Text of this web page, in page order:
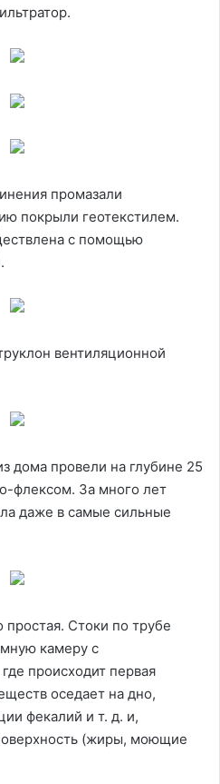
промазали
покрыли геотекстилем.
с помощью
вентиляционной
дома провели на глубине 25
флексом. За много лет
даже в самые сильные
Стоки по трубе
камеру с
происходит первая
оседает на дно,
фекалий и т. д. и,
(жиры, моющие